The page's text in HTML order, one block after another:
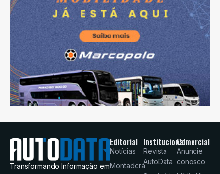
Transformando Informação em
Editorial
Notícias
Montadora
Institucional
Revista
AutoData
Comercial
Anuncie
conosco